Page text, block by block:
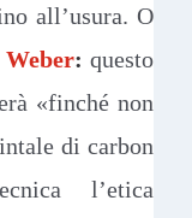
all’usura. O
:questo
«finché non
di carbon
l’etica